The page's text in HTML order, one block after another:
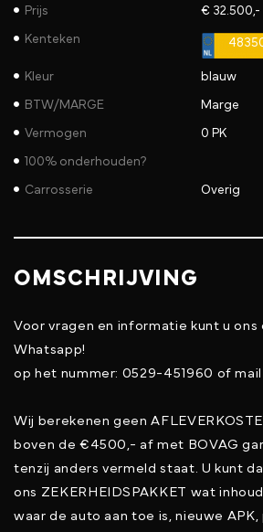
Prijs € 32.500,-
Kenteken
Kleur blauw
BTW/MARGE Marge
Vermogen 0 PK
100% onderhouden?
Carrosserie Overig
OMSCHRIJVING
Voor vragen en informatie kunt u ons
Whatsapp!
op het nummer: 0529-451960 of mail
Wij berekenen geen
boven de €4500,- af met BOVAG
tenzij anders vermeld staat. U kunt
ons ZEKERHEIDSPAKKET wat
waar de auto aan toe is, nieuwe